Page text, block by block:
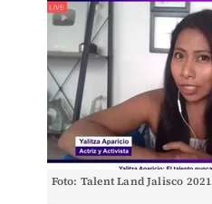
Foto: Talent Land Jalisco 2021